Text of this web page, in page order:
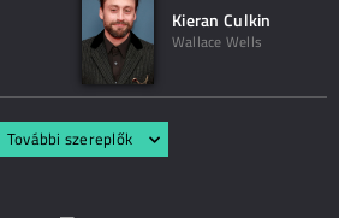
Kieran Culkin
Wallace Wells
További szereplők